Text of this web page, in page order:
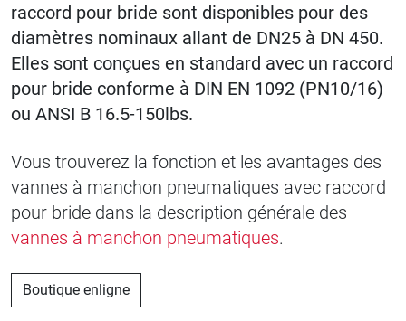
raccord pour bride sont disponibles pour des
diamètres nominaux allant de DN25 à DN 450.
Elles sont conçues en standard avec un raccord
pour bride conforme à DIN EN 1092 (PN10/16)
ou ANSI B 16.5-150lbs.
Vous trouverez la fonction et les avantages des
vannes à manchon pneumatiques avec raccord
pour bride dans la description générale des
vannes à manchon pneumatiques.
Boutique enligne